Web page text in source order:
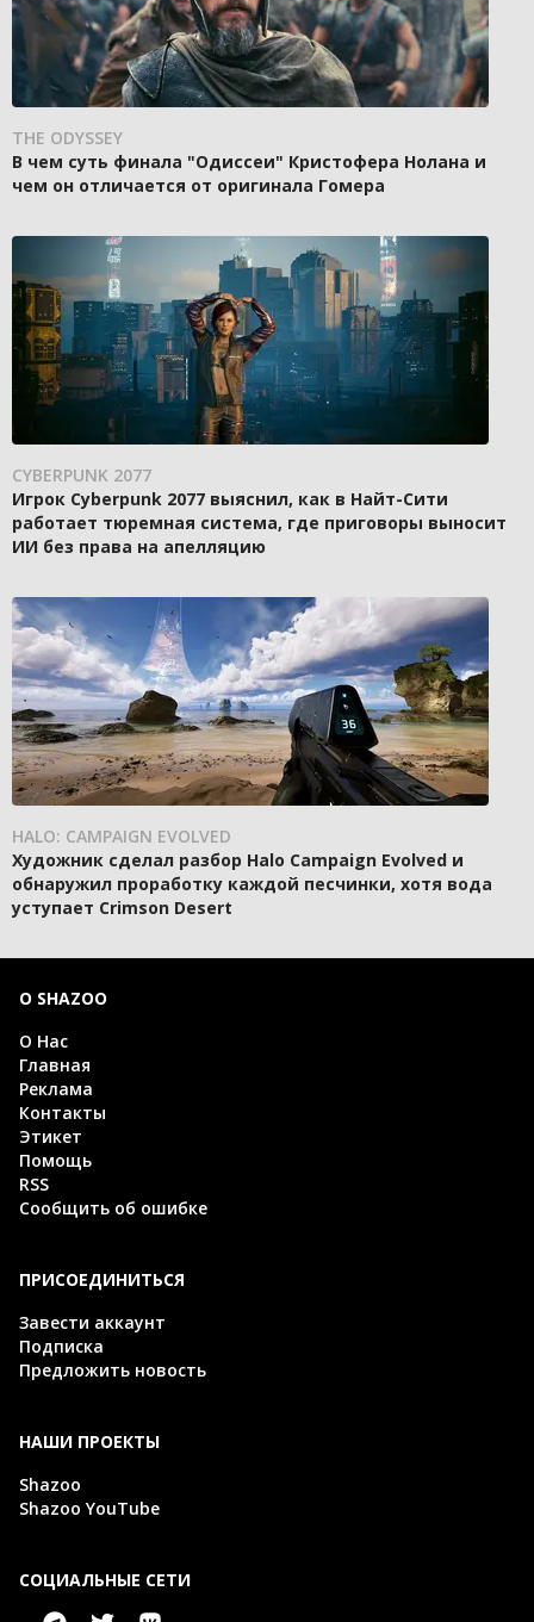
THE ODYSSEY
В чем суть финала "Одиссеи" Кристофера Нолана и
чем он отличается от оригинала Гомера
CYBERPUNK 2077
Игрок Cyberpunk 2077 выяснил, как в Найт-Сити
работает тюремная система, где приговоры выносит
ИИ без права на апелляцию
HALO: CAMPAIGN EVOLVED
Художник сделал разбор Halo Campaign Evolved и
обнаружил проработку каждой песчинки, хотя вода
уступает Crimson Desert
О SHAZOO
О Нас
Главная
Реклама
Контакты
Этикет
Помощь
RSS
Сообщить об ошибке
ПРИСОЕДИНИТЬСЯ
Завести аккаунт
Подписка
Предложить новость
НАШИ ПРОЕКТЫ
Shazoo
Shazoo YouTube
СОЦИАЛЬНЫЕ СЕТИ